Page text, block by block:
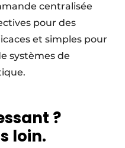
centralisée
pour des
et simples pour
systèmes de
?
loin.